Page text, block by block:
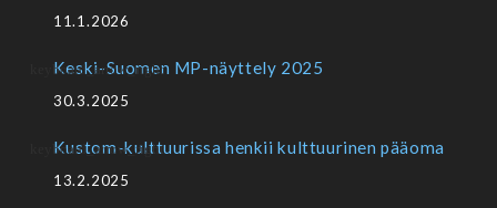
11.1.2026
Keski-Suomen MP-näyttely 2025
30.3.2025
Kustom-kulttuurissa henkii kulttuurinen pääoma
13.2.2025